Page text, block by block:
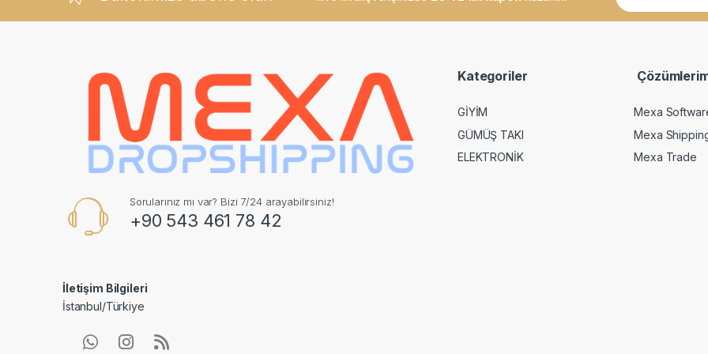
Sorularınız mı var? Bizi 7/24 arayabilirsiniz!
+90 543 461 78 42
İletişim Bilgileri
İstanbul/Türkiye
Kategoriler
GİYİM
GÜMÜŞ TAKI
ELEKTRONİK
Mexa
Mexa
Mexa Trade